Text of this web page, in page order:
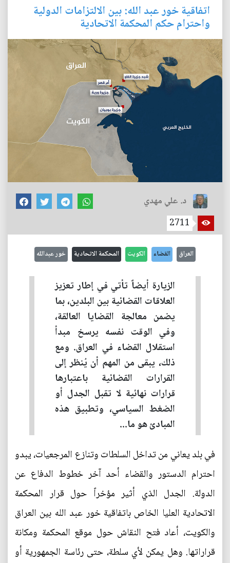
اتفاقية خور عبد الله: بين الالتزامات الدولية
واحترام حكم المحكمة الاتحادية
د. علي مهدي
2711
العراق القضاء الكويت المحكمة الاتحادية خور عبدالله
الزيارة أيضاً تأتي في إطار تعزيز
العلاقات القضائية بين البلدين، بما
يضمن معالجة القضايا العالقة،
وفي الوقت نفسه يرسخ مبدأ
استقلال القضاء في العراق. ومع
ذلك، يبقى من المهم أن يُنظر إلى
القرارات القضائية باعتبارها
قرارات نهائية لا تقبل الجدل أو
الضغط السياسي، وتطبيق هذه
المبادئ هو ما...
في بلد يعاني من تداخل السلطات وتنازع المرجعيات، يبدو
احترام الدستور والقضاء أحد آخر خطوط الدفاع عن
الدولة. الجدل الذي أثير مؤخراً حول قرار المحكمة
الاتحادية العليا الخاص باتفاقية خور عبد الله بين العراق
والكويت، أعاد فتح النقاش حول موقع المحكمة ومكانة
قراراتها. وهل يمكن لأي سلطة، حتى رئاسة الجمهورية أو